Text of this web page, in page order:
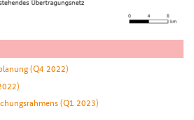
(Q4 2022)
(Q1 2023)